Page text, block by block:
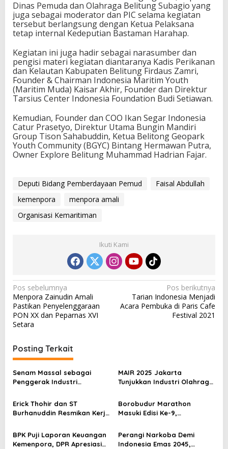
a
r
i
m
a
n
Dinas Pemuda dan Olahraga Belitung Subagio yang
juga sebagai moderator dan PIC selama kegiatan
tersebut berlangsung dengan Ketua Pelaksana
tetap internal Kedeputian Bastaman Harahap.
Kegiatan ini juga hadir sebagai narasumber dan
pengisi materi kegiatan diantaranya Kadis Perikanan
dan Kelautan Kabupaten Belitung Firdaus Zamri,
Founder & Chairman Indonesia Maritim Youth
(Maritim Muda) Kaisar Akhir, Founder dan Direktur
Tarsius Center Indonesia Foundation Budi Setiawan.
Kemudian, Founder dan COO Ikan Segar Indonesia
Catur Prasetyo, Direktur Utama Bungin Mandiri
Group Tison Sahabuddin, Ketua Belitong Geopark
Youth Community (BGYC) Bintang Hermawan Putra,
Owner Explore Belitung Muhammad Hadrian Fajar.
Deputi Bidang Pemberdayaan Pemud
Faisal Abdullah
kemenpora
menpora amali
Organisasi Kemaritiman
Ikuti Kami
N
a
v
i
g
a
s
i
p
o
s
Pos sebelumnya
Menpora Zainudin Amali
Pastikan Penyelenggaraan
PON XX dan Peparnas XVI
Setara
Pos berikutnya
Tarian Indonesia Menjadi
Acara Pembuka di Paris Cafe
Festival 2021
Posting Terkait
Senam Massal sebagai
Penggerak Industri
2025 untuk Ekonomi
Nasional
MAIR 2025 Jakarta
Tunjukkan Industri Olahraga
Erick Thohir dan ST
Burhanuddin Resmikan Kerja
Program Pemuda dan
Olahraga
Borobudur Marathon
Masuki Edisi Ke-9,
Kolaborasi
BPK Puji Laporan Keuangan
Kemenpora, DPR Apresiasi
Perangi Narkoba Demi
Indonesia Emas 2045,